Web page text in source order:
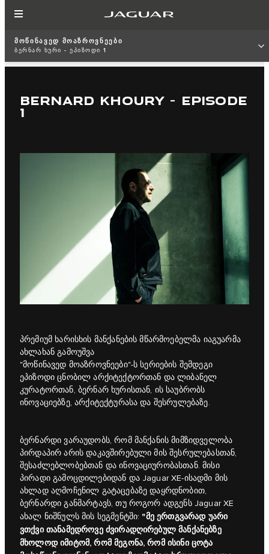
ᲛᲝᲬᲘᲜᲐᲕᲔᲓ ᲛᲝᲐᲖᲠᲝᲕᲜᲔᲔᲑᲘ
ᲑᲔᲠᲜᲐᲠ ᲮᲣᲠᲘ - ᲔᲞᲘᲖᲝᲓᲘ 1
BERNARD KHOURY - EPISODE
1
პრემიუმ ხარისხის მანქანების მწარმოებელმა იაგუარმა
ახლახან გამოუშვა
"მოწინავედ მოაზროვნეები"-ს სერიების შემდეგი
ეპიზოდი ცნობილ არქიტექტორთან და ლიბანელ
კურატორთან, ბერნარ ხურისთან, ის საუბრობს
ინოვაციებზე, არქიტექტურასა და შესრულებაზე.
ბერნარდი ვარაუდობს, რომ მანქანის მიმზიდველობა
პირდაპირ არის დაკავშირებული მის შესრულებასთან,
შესაძლებლობებთან და ინოვაციურობასთან. მისი
პირადი გამოცდილებიდან და Jaguar XE-ისადმი მის
ახლად აღმოჩენილ გატაცებაზე დაყრდნობით,
ბერნარდი განმარტავს, თუ როგორ ადგენს Jaguar XE
ახალ ნიშნულს მის სეგმენტში: "მე ერთგვარად უარი
ვთქვი თანამედროვე ძვირადღირებულ მანქანებზე
მხოლოდ იმიტომ, რომ მეგონა, რომ ისინი ცოტა